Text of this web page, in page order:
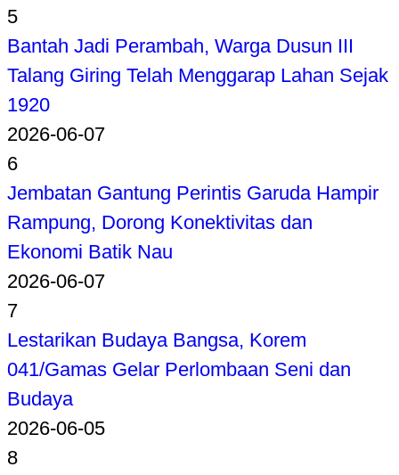
5
Bantah Jadi Perambah, Warga Dusun III
Talang Giring Telah Menggarap Lahan Sejak
1920
2026-06-07
6
Jembatan Gantung Perintis Garuda Hampir
Rampung, Dorong Konektivitas dan
Ekonomi Batik Nau
2026-06-07
7
Lestarikan Budaya Bangsa, Korem
041/Gamas Gelar Perlombaan Seni dan
Budaya
2026-06-05
8